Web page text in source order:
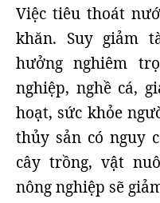
Việc tiêu thoát
khăn. Suy giảm
hưởng nghiêm
nghiệp, nghề cá,
hoạt, sức khỏe
thủy sản có nguy
cây trồng, vật
nông nghiệp sẽ